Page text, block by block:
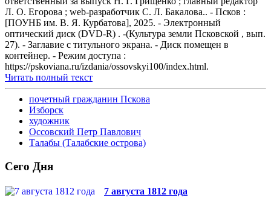
Л. О. Егорова ; web-разработчик С. Л. Бакалова.. - Псков :
[ПОУНБ им. В. Я. Курбатова], 2025. - Электронный
оптический диск (DVD-R) . -(Культура земли Псковской , вып.
27). - Заглавие с титульного экрана. - Диск помещен в
контейнер. - Режим доступа :
https://pskoviana.ru/izdania/ossovskyi100/index.html.
Читать полный текст
почетный гражданин Пскова
Изборск
художник
Оссовский Петр Павлович
Талабы (Талабские острова)
Сего Дня
7 августа 1812 года